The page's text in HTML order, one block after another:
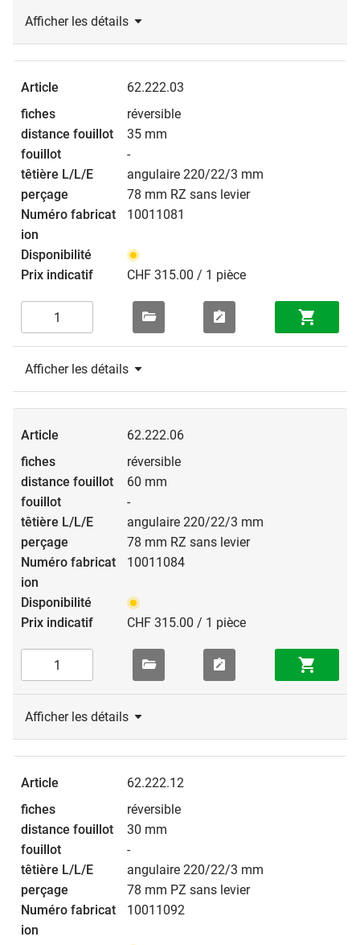
Afficher les détails
62.222.03
réversible
35 mm
-
angulaire 220/22/3 mm
78 mm RZ sans levier
10011081
CHF 315.00 / 1 pièce
Afficher les détails
62.222.06
réversible
60 mm
-
angulaire 220/22/3 mm
78 mm RZ sans levier
10011084
CHF 315.00 / 1 pièce
Afficher les détails
62.222.12
réversible
30 mm
-
angulaire 220/22/3 mm
78 mm PZ sans levier
10011092